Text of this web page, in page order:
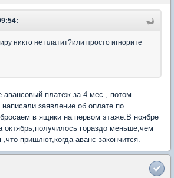
никто не платит?или просто игнорите
авансовый платеж за 4 мес., потом
написали заявление об оплате по
в ящики на первом этаже.В ноябре
октябрь,получилось гораздо меньше,чем
пришлют,когда аванс закончится.